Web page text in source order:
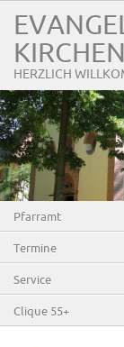
HERZLICH
Pfarramt
Termine
Service
Clique 55+